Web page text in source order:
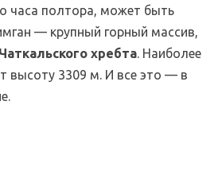
часа полтора, может быть
— крупный горный массив,
Чаткальского хребта. Наиболее
высоту 3309 м. И все это — в